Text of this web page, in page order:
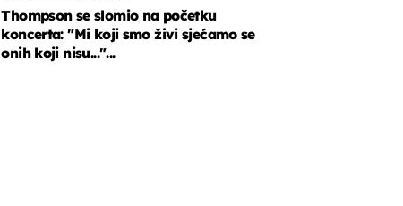
Thompson se slomio na početku
koncerta: "Mi koji smo živi sjećamo se
onih koji nisu..."...